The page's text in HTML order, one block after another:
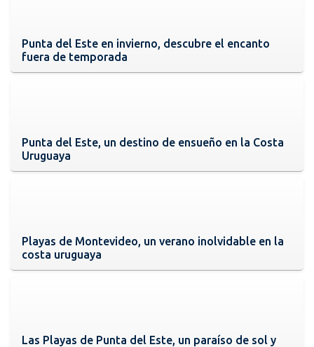
Punta del Este en invierno, descubre el encanto
fuera de temporada
Punta del Este, un destino de ensueño en la Costa
Uruguaya
Playas de Montevideo, un verano inolvidable en la
costa uruguaya
Las Playas de Punta del Este, un paraíso de sol y